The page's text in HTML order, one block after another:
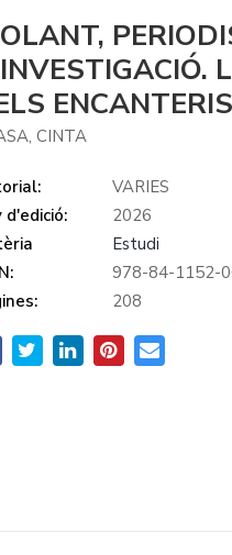
ENCANTERIS
CINTA
VARIES
d'edició:
2026
Estudi
978-84-1152-
208